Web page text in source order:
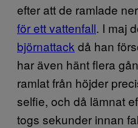
efter att de ramlade
för ett vattenfall. I maj
björnattack då han
har även hänt flera
ramlat från höjder
selfie, och då lämnat
togs sekunder innan